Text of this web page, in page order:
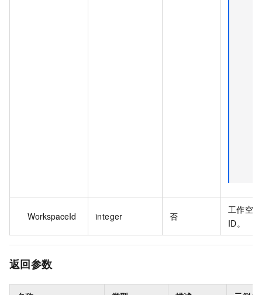
WorkspaceId integer 否
工作空间
ID。
返回参数